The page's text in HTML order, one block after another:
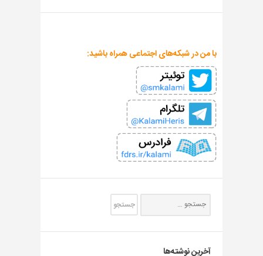
با من در شبکه‌های اجتماعی همراه باشید:
آخرین نوشته‌ها